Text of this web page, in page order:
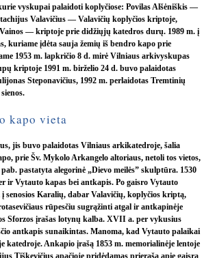
vyskupai palaidoti koplyčiose: Povilas Alšėniškis —
Valavičius — Valavičių koplyčios kriptoje,
— kriptoje prie didžiųjų katedros durų. 1989 m. į
kuriame įdėta sauja žemių iš bendro kapo prie
1953 m. lapkričio 8 d. mirė Vilniaus arkivyskupas
kriptoje 1991 m. birželio 24 d. buvo palaidotas
Steponavičius, 1992 m. perlaidotas Tremtinių
kapo vieta
jis buvo palaidotas Vilniaus arkikatedroje, šalia
prie Šv. Mykolo Arkangelo altoriaus, netoli tos vietos,
pastatyta alegorinė „Dievo meilės” skulptūra. 1530
ir Vytauto kapas bei antkapis. Po gaisro Vytauto
senosios Karalių, dabar Valavičių, koplyčios kriptą,
rūpesčiu sugrąžinti atgal ir antkapinėje
Sforzos įrašas lotynų kalba. XVII a. per vykusius
antkapis sunaikintas. Manoma, kad Vytauto palaikai
katedroje. Ankapio įrašą 1853 m. memorialinėje lentoje
Tiškevičius apačioje pridėdamas prierašą apie gaisrą